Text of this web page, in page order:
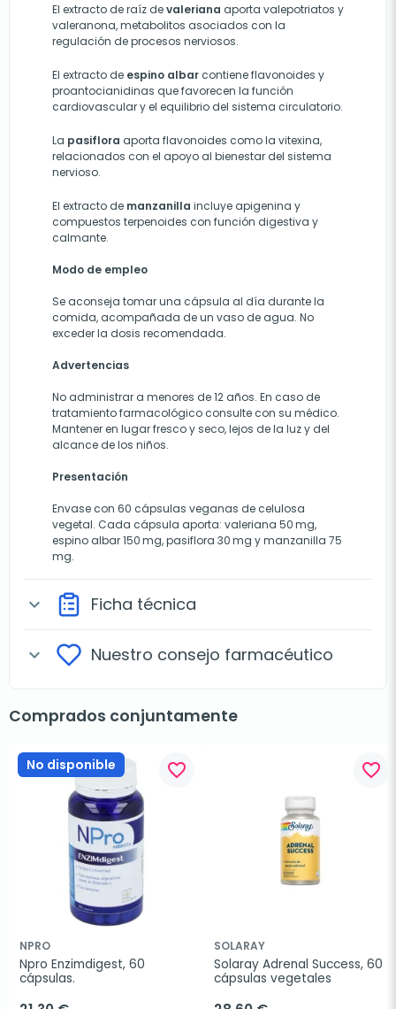
El extracto de raíz devaleriana aporta valepotriatos y
valeranona, metabolitos asociados con la
regulación de procesos nerviosos.
El extracto de espino albar contiene flavonoides y
proantocianidinas que favorecen la función
cardiovascular y el equilibrio del sistema circulatorio.
La pasiflora aporta flavonoides como la vitexina,
relacionados con el apoyo al bienestar del sistema
nervioso.
El extracto de manzanilla incluye apigenina y
compuestos terpenoides con función digestiva y
calmante.
Modo de empleo
Se aconseja tomar una cápsula al día durante la
comida, acompañada de un vaso de agua. No
exceder la dosis recomendada.
Advertencias
No administrar a menores de 12 años. En caso de
tratamiento farmacológico consulte con su médico.
Mantener en lugar fresco y seco, lejos de la luz y del
alcance de los niños.
Presentación
Envase con 60 cápsulas veganas de celulosa
vegetal. Cada cápsula aporta: valeriana 50 mg,
espino albar 150 mg, pasiflora 30 mg y manzanilla 75
mg.
expand_more Ficha técnica
expand_more Nuestro consejo farmacéutico
Comprados conjuntamente
No disponible favorite_border
NPRO
Npro Enzimdigest, 60
cápsulas.
favorite_border
SOLARAY
Solaray Adrenal Success, 60
cápsulas vegetales